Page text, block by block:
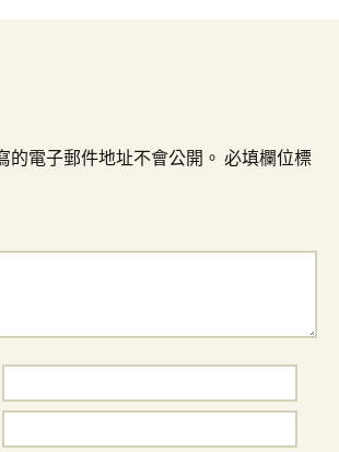
的電子郵件地址不會公開。 必填欄位標